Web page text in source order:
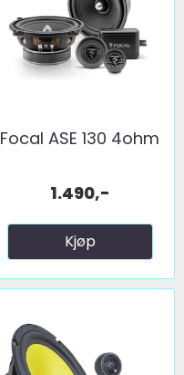
Focal ASE 130 4ohm
1.490,-
Kjøp